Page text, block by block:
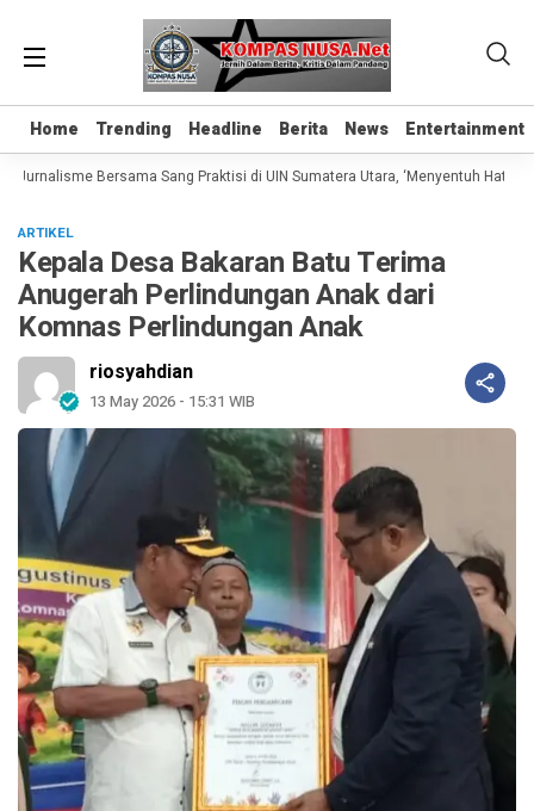
Home Trending Headline Berita News Entertainment
Home Trending Headline Berita News Entertainment
Bersama Sang Praktisi di UIN Sumatera Utara, ‘Menyentuh Hati Lewat
ARTIKEL
Kepala Desa Bakaran Batu Terima
Anugerah Perlindungan Anak dari
Komnas Perlindungan Anak
riosyahdian
13 May 2026 - 15:31 WIB